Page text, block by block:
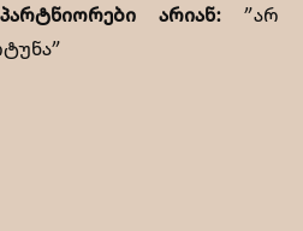
არიან: ”არ